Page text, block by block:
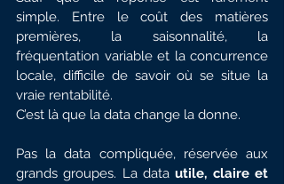
simple. Entre le coût des matières
premières, la saisonnalité, la
fréquentation variable et la concurrence
locale, difficile de savoir où se situe la
vraie rentabilité.
C’est là que la data change la donne.
Pas la data compliquée, réservée aux
grands groupes. La data utile, claire et